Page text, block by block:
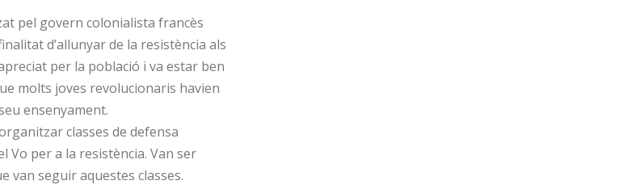
pel govern colonialista francès
d’allunyar de la resistència als
per la població i va estar ben
molts joves revolucionaris havien
ensenyament.
classes de defensa
Vo per a la resistència. Van ser
van seguir aquestes classes.